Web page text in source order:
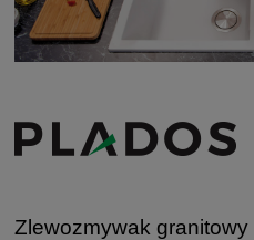
Zlewozmywak granitowy